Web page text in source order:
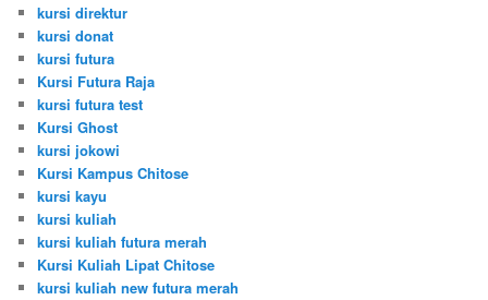
kursi direktur
kursi donat
kursi futura
Kursi Futura Raja
kursi futura test
Kursi Ghost
kursi jokowi
Kursi Kampus Chitose
kursi kayu
kursi kuliah
kursi kuliah futura merah
Kursi Kuliah Lipat Chitose
kursi kuliah new futura merah